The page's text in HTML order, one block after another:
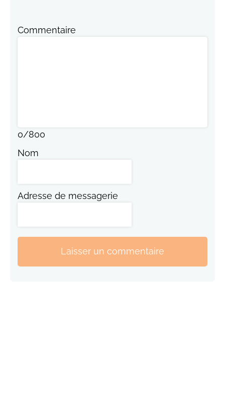
Commentaire
0/800
Nom
Adresse de messagerie
Laisser un commentaire